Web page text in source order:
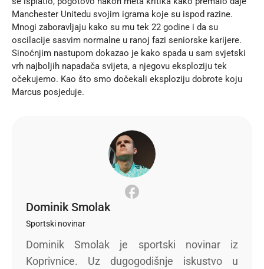
Manchester Unitedu svojim igrama koje su ispod razine.
Mnogi zaboravljaju kako su mu tek 22 godine i da su
oscilacije sasvim normalne u ranoj fazi seniorske karijere.
Sinoćnjim nastupom dokazao je kako spada u sam svjetski
vrh najboljih napadača svijeta, a njegovu eksploziju tek
očekujemo. Kao što smo dočekali eksploziju dobrote koju
Marcus posjeduje.
Dominik Smolak
Sportski novinar
Dominik Smolak je sportski novinar iz
Koprivnice. Uz dugogodišnje iskustvo u